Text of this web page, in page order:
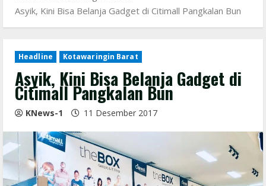
Asyik, Kini Bisa Belanja Gadget di Citimall Pangkalan Bun
Headline Kotawaringin Barat
Asyik, Kini Bisa Belanja Gadget di
Citimall Pangkalan Bun
KNews-1 11 Desember 2017